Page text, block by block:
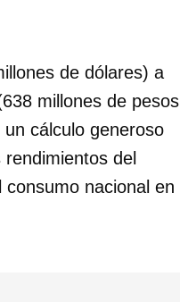
de dólares) a
millones de pesos
cálculo generoso
del
nacional en